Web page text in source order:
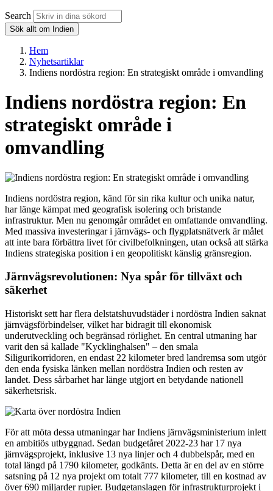
Search
Sök allt om Indien
Hem
Nyhetsartiklar
Indiens nordöstra region: En strategiskt område i omvandling
Indiens nordöstra region: En
strategiskt område i
omvandling
Indiens nordöstra region, känd för sin rika kultur och unika natur,
har länge kämpat med geografisk isolering och bristande
infrastruktur. Men nu genomgår området en omfattande omvandling.
Med massiva investeringar i järnvägs- och flygplatsnätverk är målet
att inte bara förbättra livet för civilbefolkningen, utan också att stärka
Indiens strategiska position i en geopolitiskt känslig gränsregion.
Järnvägsrevolutionen: Nya spår för tillväxt och
säkerhet
Historiskt sett har flera delstatshuvudstäder i nordöstra Indien saknat
järnvägsförbindelser, vilket har bidragit till ekonomisk
underutveckling och begränsad rörlighet. En central utmaning har
varit den så kallade "Kycklinghalsen" – den smala
Siligurikorridoren, en endast 22 kilometer bred landremsa som utgör
den enda fysiska länken mellan nordöstra Indien och resten av
landet. Dess sårbarhet har länge utgjort en betydande nationell
säkerhetsrisk.
För att möta dessa utmaningar har Indiens järnvägsministerium inlett
en ambitiös utbyggnad. Sedan budgetåret 2022-23 har 17 nya
järnvägsprojekt, inklusive 13 nya linjer och 4 dubbelspår, med en
total längd på 1790 kilometer, godkänts. Detta är en del av en större
satsning på 12 nya projekt om totalt 777 kilometer, till en kostnad av
över 690 miljarder rupier. Budgetanslagen för infrastrukturprojekt i